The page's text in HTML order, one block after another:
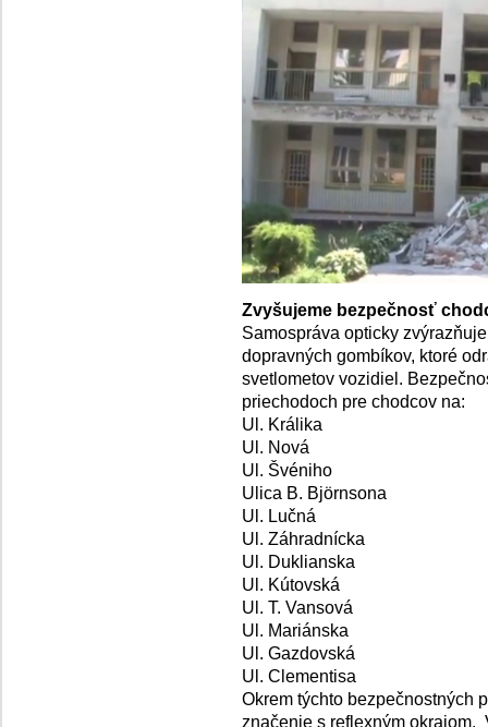
Zvyšujeme bezpečnosť
Samospráva opticky
dopravných gombíkov, ktoré
svetlometov vozidiel.
priechodoch pre chodcov na:
Ul. Králika
Ul. Nová
Ul. Švéniho
Ulica B. Björnsona
Ul. Lučná
Ul. Záhradnícka
Ul. Duklianska
Ul. Kútovská
Ul. T. Vansová
Ul. Mariánska
Ul. Gazdovská
Ul. Clementisa
Okrem týchto bezpečnostných
značenie s reflexným okrajom.